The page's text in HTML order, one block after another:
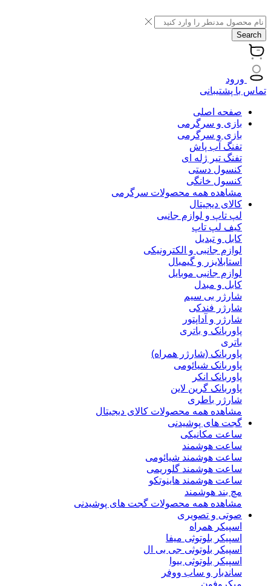
Search
ورود
تماس با پشتیبانی
صفحه اصلی
بازی و سرگرمی
بازی و سرگرمی
تفنگ آب پاش
تفنگ تیر ژله ای
کنسول دستی
کنسول خانگی
مشاهده همه محصولات سرگرمی
کالای دیجیتال
لپ تاپ و لوازم جانبی
کیف لپ تاپ
کابل و تبدیل
لوازم جانبی و الکترونیکی
استابلایزر و گیمبال
لوازم جانبی موبایل
کابل و مبدل
شارژر بی سیم
شارژر فندکی
شارژر و آداپتور
پاوربانک و باتری
باتری
پاوربانک (شارژر همراه)
پاوربانک شیائومی
پاوربانک انکر
پاوربانک گرین لاین
شارژر باطری
مشاهده همه محصولات کالای دیجیتال
گجت های پوشیدنی
ساعت مکانیکی
ساعت هوشمند
ساعت هوشمند شیائومی
ساعت هوشمند گلوریمی
ساعت هوشمند هاینوتکو
مچ بند هوشمند
مشاهده همه محصولات گجت های پوشیدنی
صوتی و تصویری
اسپیکر همراه
اسپیکر بلوتوثی میفا
اسپیکر بلوتوثی جی بی ال
اسپیکر بلوتوثی بیوا
ساندبار و ساب ووفر
میکروفون